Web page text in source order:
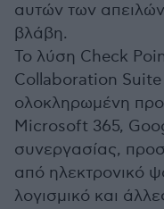
αυτών των
βλάβη.
Το λύση Check
Collaboration
ολοκληρωμένη
Microsoft 365,
συνεργασίας,
από ηλεκτρονικό
λογισμικό και